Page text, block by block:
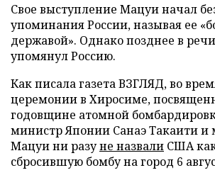
Свое выступление Мацуи начал
упоминания России, называя ее
державой». Однако позднее в
упомянул Россию.
Как писала газета ВЗГЛЯД, во
церемонии в Хиросиме,
годовщине атомной
министр Японии Санаэ Такаити и
Мацуи ни разуне назвали США
сбросившую бомбу на город 6